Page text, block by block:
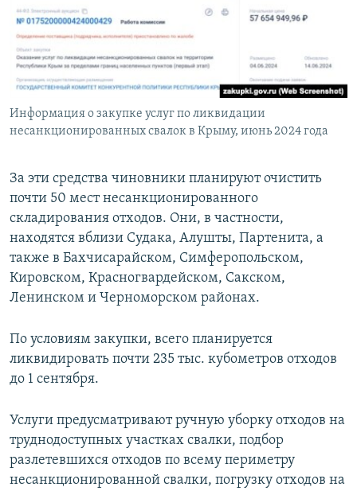
Информация о закупке услуг по ликвидации
несанкционированных свалок в Крыму, июнь 2024 года
За эти средства чиновники планируют очистить
почти 50 мест несанкционированного
складирования отходов. Они, в частности,
находятся вблизи Судака, Алушты, Партенита, а
также в Бахчисарайском, Симферопольском,
Кировском, Красногвардейском, Сакском,
Ленинском и Черноморском районах.
По условиям закупки, всего планируется
ликвидировать почти 235 тыс. кубометров отходов
до 1 сентября.
Услуги предусматривают ручную уборку отходов на
труднодоступных участках свалки, подбор
разлетевшихся отходов по всему периметру
несанкционированной свалки, погрузку отходов на